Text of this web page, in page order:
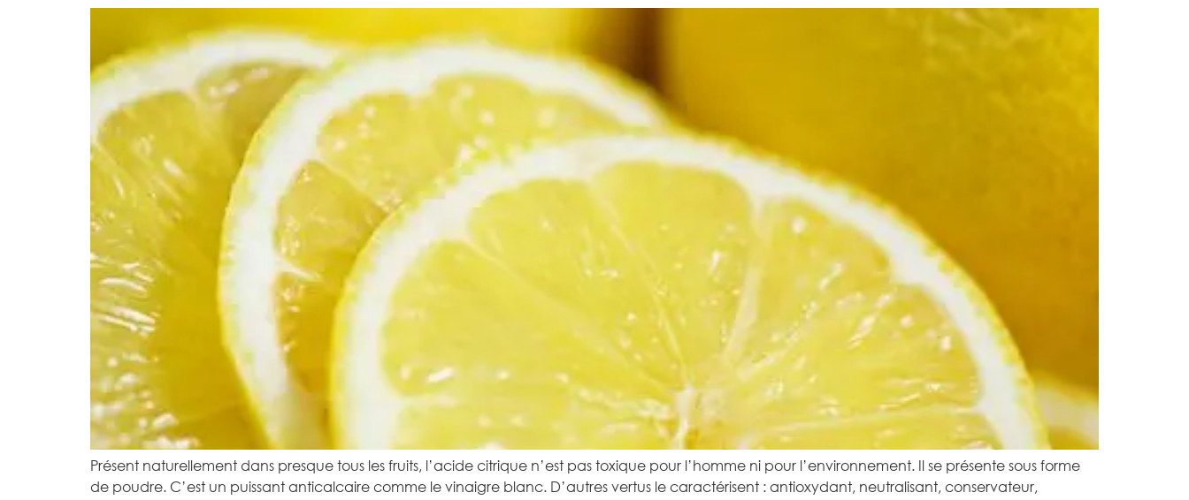
Présent naturellement dans presque tous les fruits, l’acide citrique n’est pas toxique pour l’homme ni pour l’environnement. Il se présente sous forme
de poudre. C’est un puissant anticalcaire comme le vinaigre blanc. D’autres vertus le caractérisent : antioxydant, neutralisant, conservateur,